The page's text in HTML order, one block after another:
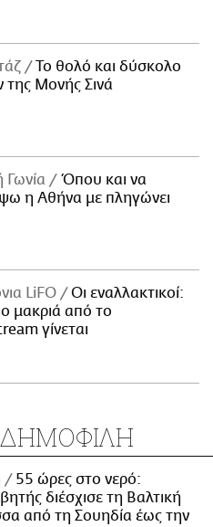
Το θολό και δύσκολο
της Μονής Σινά
Γωνία
Όπου και να
η Αθήνα με πληγώνει
LiFO
Οι εναλλακτικοί:
μακριά από το
γίνεται
ΔΗΜΟΦΙΛΗ
55 ώρες στο νερό:
διέσχισε τη Βαλτική
από τη Σουηδία έως την